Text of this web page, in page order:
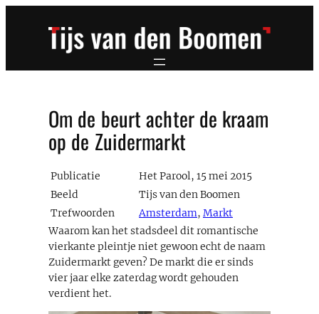
Om de beurt achter de kraam
op de Zuidermarkt
Publicatie
Het Parool, 15 mei 2015
Beeld
Tijs van den Boomen
Trefwoorden
Amsterdam, Markt
Waarom kan het stadsdeel dit romantische
vierkante pleintje niet gewoon echt de naam
Zuidermarkt geven? De markt die er sinds
vier jaar elke zaterdag wordt gehouden
verdient het.